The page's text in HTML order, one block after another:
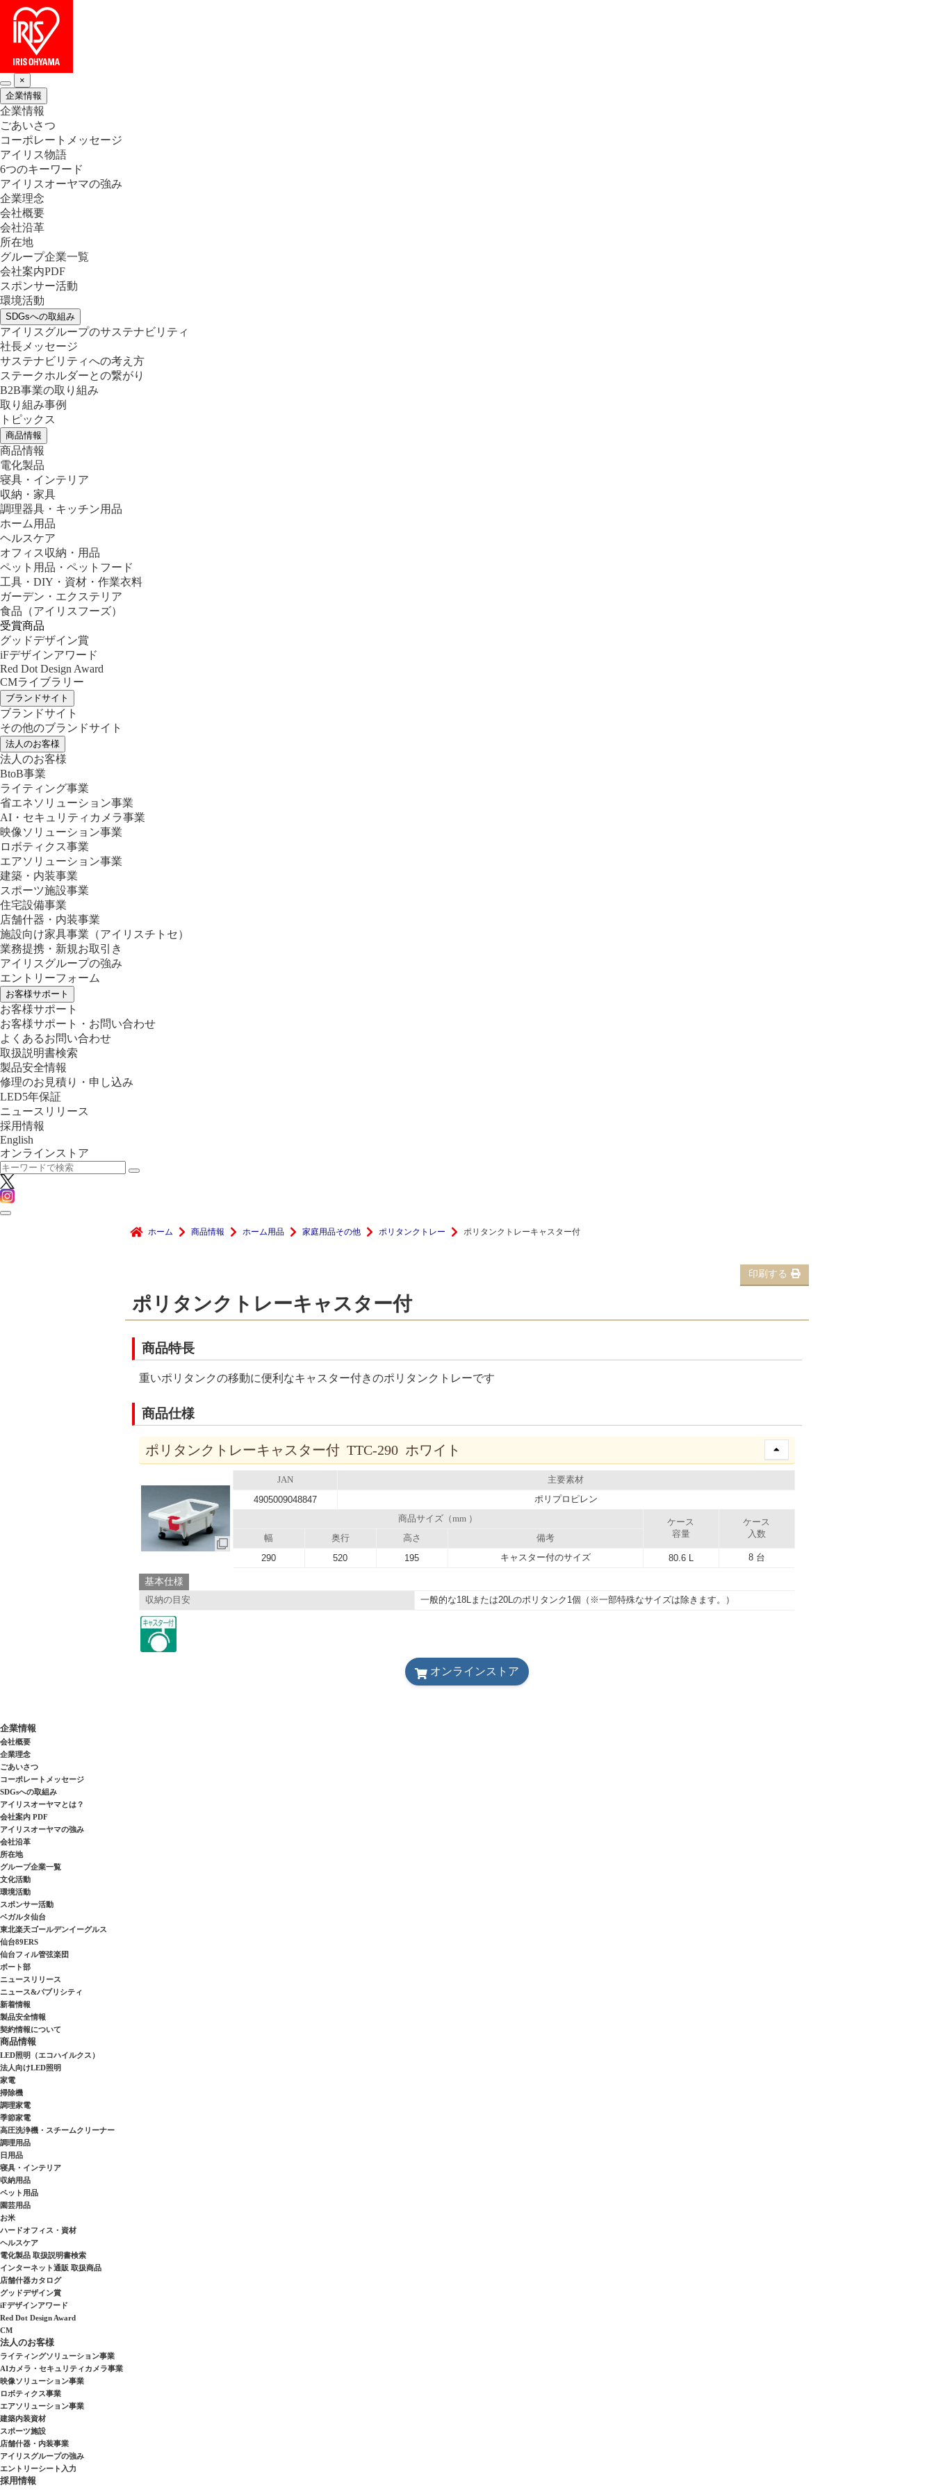
×
企業情報
企業情報
ごあいさつ
コーポレートメッセージ
アイリス物語
6つのキーワード
アイリスオーヤマの強み
企業理念
会社概要
会社沿革
所在地
グループ企業一覧
会社案内PDF
スポンサー活動
環境活動
SDGsへの取組み
アイリスグループのサステナビリティ
社長メッセージ
サステナビリティへの考え方
ステークホルダーとの繋がり
B2B事業の取り組み
取り組み事例
トピックス
商品情報
商品情報
電化製品
寝具・インテリア
収納・家具
調理器具・キッチン用品
ホーム用品
ヘルスケア
オフィス収納・用品
ペット用品・ペットフード
工具・DIY・資材・作業衣料
ガーデン・エクステリア
食品 （アイリスフーズ）
受賞商品
グッドデザイン賞
iFデザインアワード
Red Dot Design Award
CMライブラリー
ブランドサイト
ブランドサイト
その他のブランドサイト
法人のお客様
法人のお客様
BtoB事業
ライティング事業
省エネソリューション事業
AI・セキュリティカメラ事業
映像ソリューション事業
ロボティクス事業
エアソリューション事業
建築・内装事業
スポーツ施設事業
住宅設備事業
店舗什器・内装事業
施設向け家具事業 （アイリスチトセ）
業務提携・新規お取引き
アイリスグループの強み
エントリーフォーム
お客様サポート
お客様サポート
お客様サポート・お問い合わせ
よくあるお問い合わせ
取扱説明書検索
製品安全情報
修理のお見積り・申し込み
LED5年保証
ニュースリリース
採用情報
English
オンラインストア
ホーム 商品情報 ホーム用品 家庭用品その他 ポリタンクトレー ポリタンクトレーキャスター付
印刷する
ポリタンクトレーキャスター付
商品特長
重いポリタンクの移動に便利なキャスター付きのポリタンクトレーです
商品仕様
ポリタンクトレーキャスター付 TTC-290 ホワイト
JAN 主要素材
4905009048847 ポリプロピレン
商品サイズ（mm ）
ケース
容量
ケース
入数
幅 奥行 高さ 備考
290 520 195 キャスター付のサイズ 80.6 L 8 台
基本仕様
収納の目安 一般的な18Lまたは20Lのポリタンク1個（※一部特殊なサイズは除きます。）
オンラインストア
企業情報
会社概要
企業理念
ごあいさつ
コーポレートメッセージ
SDGsへの取組み
アイリスオーヤマとは？
会社案内 PDF
アイリスオーヤマの強み
会社沿革
所在地
グループ企業一覧
文化活動
環境活動
スポンサー活動
ベガルタ仙台
東北楽天ゴールデンイーグルス
仙台89ERS
仙台フィル管弦楽団
ボート部
ニュースリリース
ニュース&パブリシティ
新着情報
製品安全情報
契約情報について
商品情報
LED照明（エコハイルクス）
法人向けLED照明
家電
掃除機
調理家電
季節家電
高圧洗浄機・スチームクリーナー
調理用品
日用品
寝具・インテリア
収納用品
ペット用品
園芸用品
お米
ハードオフィス・資材
ヘルスケア
電化製品 取扱説明書検索
インターネット通販 取扱商品
店舗什器カタログ
グッドデザイン賞
iFデザインアワード
Red Dot Design Award
CM
法人のお客様
ライティングソリューション事業
AIカメラ・セキュリティカメラ事業
映像ソリューション事業
ロボティクス事業
エアソリューション事業
建築内装資材
スポーツ施設
店舗什器・内装事業
アイリスグループの強み
エントリーシート入力
採用情報